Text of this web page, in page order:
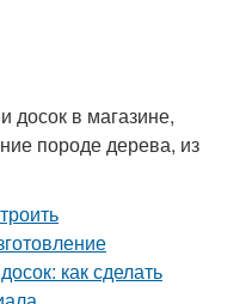
досок в магазине,
породе дерева, из